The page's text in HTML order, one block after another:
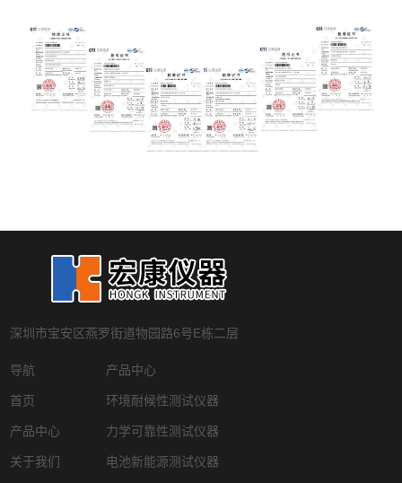
深圳市宝安区燕罗街道物园路6号E栋二层
导航
首页
产品中心
关于我们
产品中心
环境耐候性测试仪器
力学可靠性测试仪器
电池新能源测试仪器